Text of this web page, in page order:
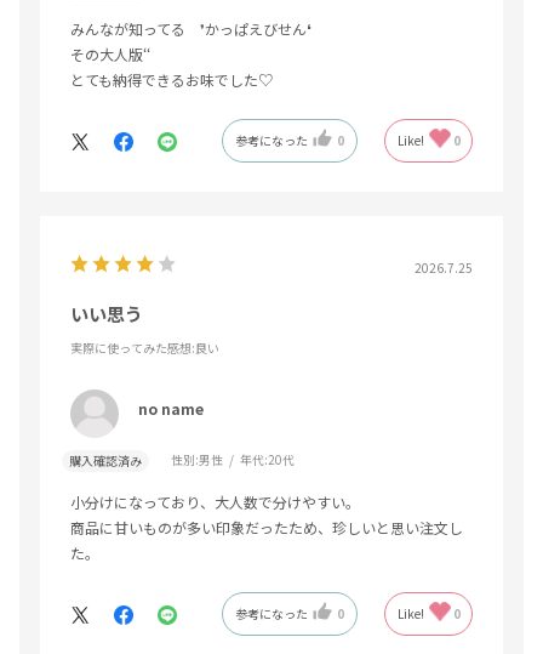
みんなが知ってる ❜かっぱえびせん❛
その大人版‘‘
とても納得できるお味でした♡
参考になった 0 Like! 0
2026.7.25
いい思う
実際に使ってみた感想:良い
no name
購入確認済み 性別:男性 年代:20代
小分けになっており、大人数で分けやすい。
商品に甘いものが多い印象だったため、珍しいと思い注文し
た。
参考になった 0 Like! 0